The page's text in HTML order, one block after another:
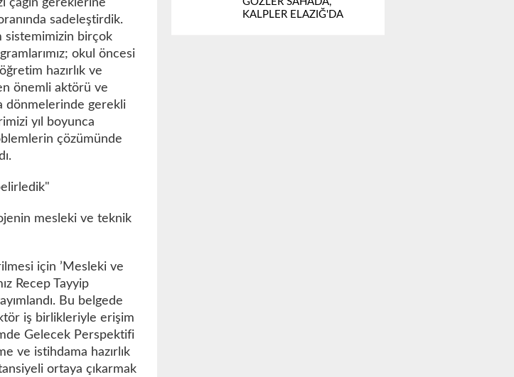
çağın gereklerine
sadeleştirdik.
sistemimizin birçok
okul öncesi
hazırlık ve
önemli aktörü ve
dönmelerinde gerekli
yıl boyunca
çözümünde
mesleki ve teknik
için ’Mesleki ve
Recep Tayyip
Bu belgede
iş birlikleriyle erişim
Gelecek Perspektifi
ve istihdama hazırlık
ortaya çıkarmak
KALPLER ELAZIĞ'DA